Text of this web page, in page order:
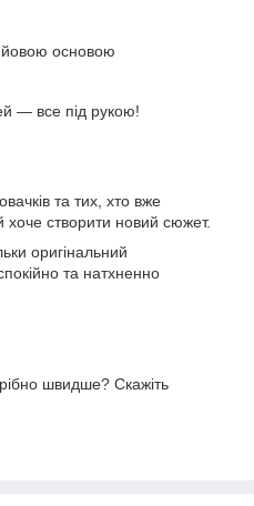
основою
— все під рукою!
та тих, хто вже
хоче створити новий сюжет.
оригінальний
та натхненно
швидше? Скажіть